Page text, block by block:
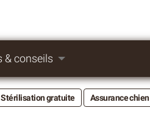
& conseils
Stérilisation gratuite Assurance chien